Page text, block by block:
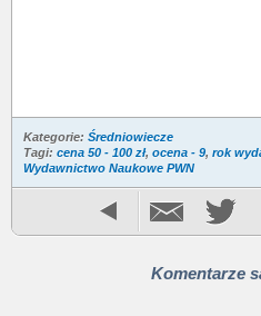
Kategorie: Średniowiecze
Tagi: cena 50 - 100 zł, ocena - 9, rok
Wydawnictwo Naukowe PWN
Komentarze